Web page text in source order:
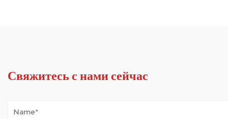
Свяжитесь с нами сейчас